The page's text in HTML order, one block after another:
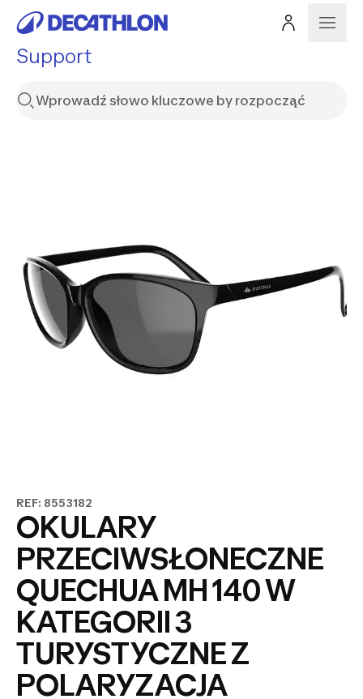
Support
REF: 8553182
OKULARY
PRZECIWSŁONECZNE
QUECHUA MH 140 W
KATEGORII 3
TURYSTYCZNE Z
POLARYZACJA